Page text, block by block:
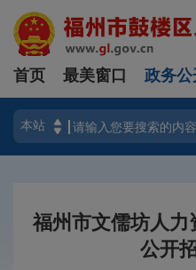
首页 最美窗口 政务公
福州市文儒坊人力
公开